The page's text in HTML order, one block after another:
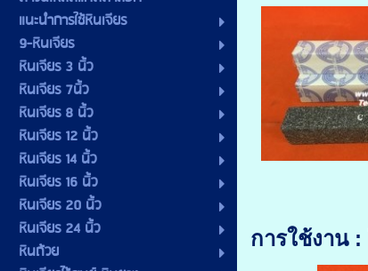
แนะนำการใช้หินเจียร
9-หินเจียร
หินเจียร 3 นิ้ว
หินเจียร 7นิ้ว
หินเจียร 8 นิ้ว
หินเจียร 12 นิ้ว
หินเจียร 14 นิ้ว
หินเจียร 16 นิ้ว
หินเจียร 20 นิ้ว
หินเจียร 24 นิ้ว
หินถ้วย
การใช้งาน :